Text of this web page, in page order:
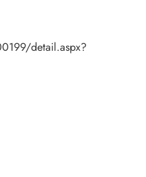
detail.aspx?